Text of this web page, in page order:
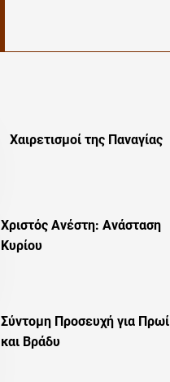
Χαιρετισμοί της Παναγίας
Χριστός Ανέστη: Ανάσταση
Κυρίου
Σύντομη Προσευχή για Πρωί
και Βράδυ